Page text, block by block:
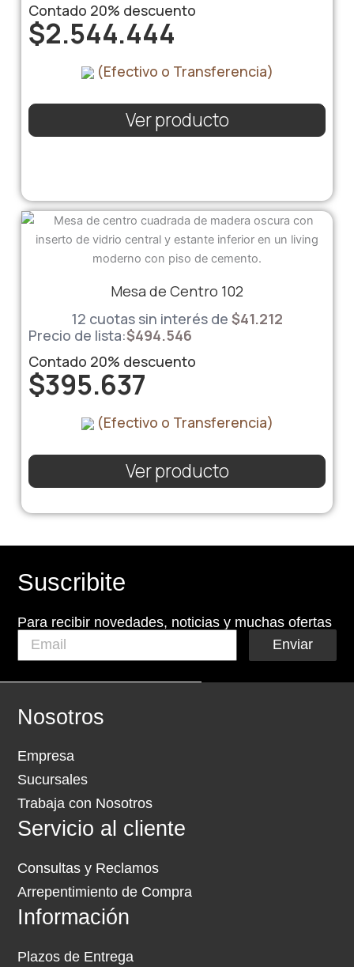
Contado 20% descuento
$2.544.444
(Efectivo o Transferencia)
Ver producto
Mesa de Centro 102
12 cuotas sin interés de $41.212
Precio de lista:$494.546
Contado 20% descuento
$395.637
(Efectivo o Transferencia)
Ver producto
Suscribite
Para recibir novedades, noticias y muchas ofertas
Enviar
Nosotros
Empresa
Sucursales
Trabaja con Nosotros
Servicio al cliente
Consultas y Reclamos
Arrepentimiento de Compra
Información
Plazos de Entrega